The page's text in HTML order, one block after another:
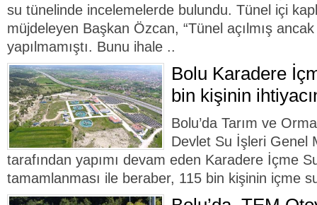
su tünelinde incelemelerde bulundu. Tünel içi
müjdeleyen Başkan Özcan, “Tünel açılmış
yapılmamıştı. Bunu ihale ..
Bolu Karadere
bin kişinin
Bolu’da Tarım ve
Devlet Su İşleri Genel
tarafından yapımı devam eden Karadere İçme
tamamlanması ile beraber, 115 bin kişinin içme